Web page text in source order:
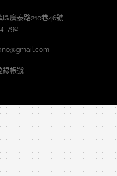
廣泰路210巷46號
792
錄帳號